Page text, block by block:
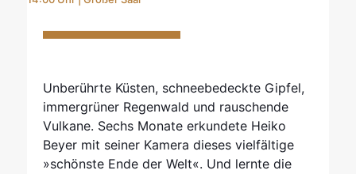
Unberührte Küsten, schneebedeckte Gipfel,
immergrüner Regenwald und rauschende
Vulkane. Sechs Monate erkundete Heiko
Beyer mit seiner Kamera dieses vielfältige
»schönste Ende der Welt«. Und lernte die